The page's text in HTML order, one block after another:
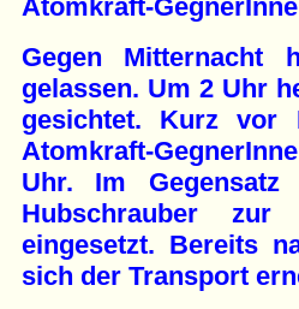
Atomkraft-
Gegen Mitternacht
gelassen. Um 2 Uhr
gesichtet. Kurz vor
Atomkraft-
Uhr. Im
Hubschrauber zur
eingesetzt. Bereits
sich der Transport